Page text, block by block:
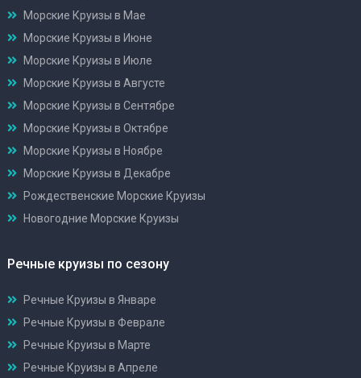
Морские Круизы в Мае
Морские Круизы в Июне
Морские Круизы в Июле
Морские Круизы в Августе
Морские Круизы в Сентябре
Морские Круизы в Октябре
Морские Круизы в Ноябре
Морские Круизы в Декабре
Рождественские Морские Круизы
Новогодние Морские Круизы
Речные круизы по сезону
Речные Круизы в Январе
Речные Круизы в Феврале
Речные Круизы в Марте
Речные Круизы в Апреле